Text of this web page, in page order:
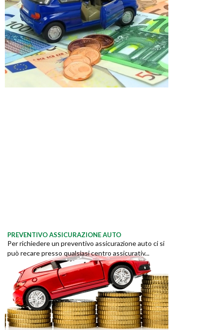
PREVENTIVO ASSICURAZIONE AUTO
Per richiedere un preventivo assicurazione auto ci si
può recare presso qualsiasi centro assicurativ...